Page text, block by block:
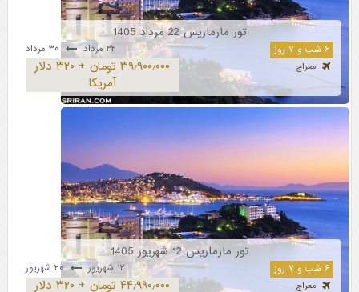
تور مارماریس 22 مرداد 1405
۶ شب و ۷ روز ۲۲ مرداد ۳۰ مرداد
معراج
۳۹٫۹۰۰٫۰۰۰ تومان + ۳۲۰ دلار
آمریکا
تور مارماریس 12 شهریور 1405
۶ شب و ۷ روز ۱۲ شهریور ۲۰ شهریور
معراج
۴۴٫۹۹۰٫۰۰۰ تومان + ۳۲۰ دلار